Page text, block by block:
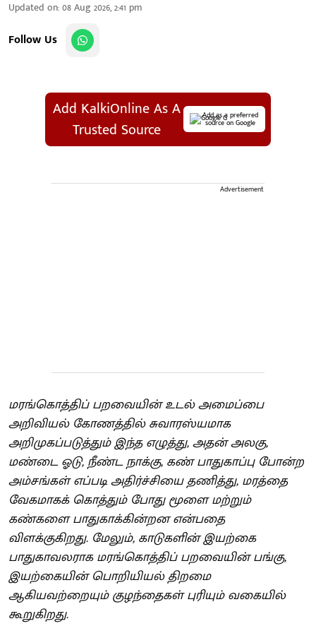
Updated on:08 Aug 2026, 2:41 pm
Follow Us
Add KalkiOnline As A
Trusted Source
Add as a preferred
source on Google
Advertisement
மரங்கொத்திப் பறவையின் உடல் அமைப்பை
அறிவியல் கோணத்தில் சுவாரஸ்யமாக
அறிமுகப்படுத்தும் இந்த எழுத்து, அதன் அலகு,
மண்டை ஓடு, நீண்ட நாக்கு, கண் பாதுகாப்பு போன்ற
அம்சங்கள் எப்படி அதிர்ச்சியை தணித்து, மரத்தை
வேகமாகக் கொத்தும் போது மூளை மற்றும்
கண்களை பாதுகாக்கின்றன என்பதை
விளக்குகிறது. மேலும், காடுகளின் இயற்கை
பாதுகாவலராக மரங்கொத்திப் பறவையின் பங்கு,
இயற்கையின் பொறியியல் திறமை
ஆகியவற்றையும் குழந்தைகள் புரியும் வகையில்
கூறுகிறது.